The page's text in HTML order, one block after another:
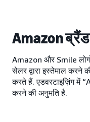
Amazon ब्रैंड
Amazon और Smile लोगो
सेलर द्वारा इस्तेमाल
करते हैं. एडवरटाइज़िंग में
करने की अनुमति है.